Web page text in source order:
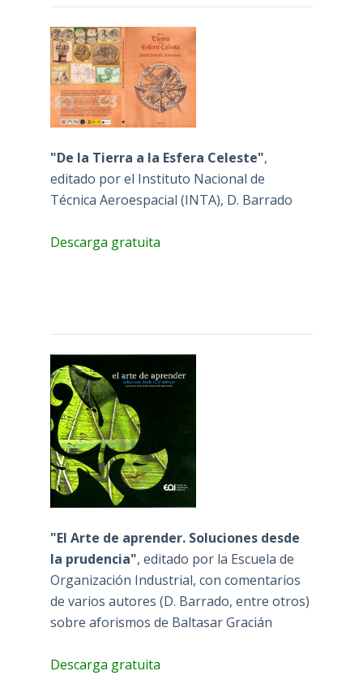
"De la Tierra a la Esfera Celeste",
editado por el Instituto Nacional de
Técnica Aeroespacial (INTA), D. Barrado
Descarga gratuita
"El Arte de aprender. Soluciones desde
la prudencia", editado por la Escuela de
Organización Industrial, con comentarios
de varios autores (D. Barrado, entre otros)
sobre aforismos de Baltasar Gracián
Descarga gratuita